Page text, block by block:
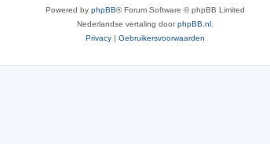
Powered by phpBB® Forum Software © phpBB Limited
Nederlandse vertaling doorphpBB.nl
Privacy | Gebruikersvoorwaarden